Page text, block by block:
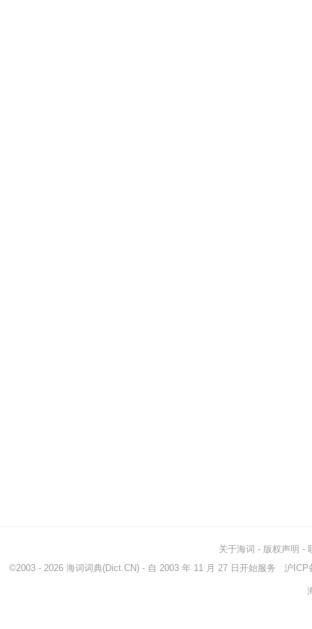
关于海词 - 版权声明 -
©2003 - 2026 海词词典(Dict.CN) - 自 2003 年 11 月 27 日开始服务 沪ICP